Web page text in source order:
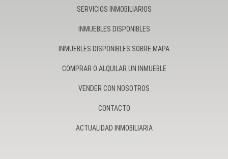
SERVICIOS INMOBILIARIOS
INMUEBLES DISPONIBLES
INMUEBLES DISPONIBLES SOBRE MAPA
COMPRAR O ALQUILAR UN INMUEBLE
VENDER CON NOSOTROS
CONTACTO
ACTUALIDAD INMOBILIARIA